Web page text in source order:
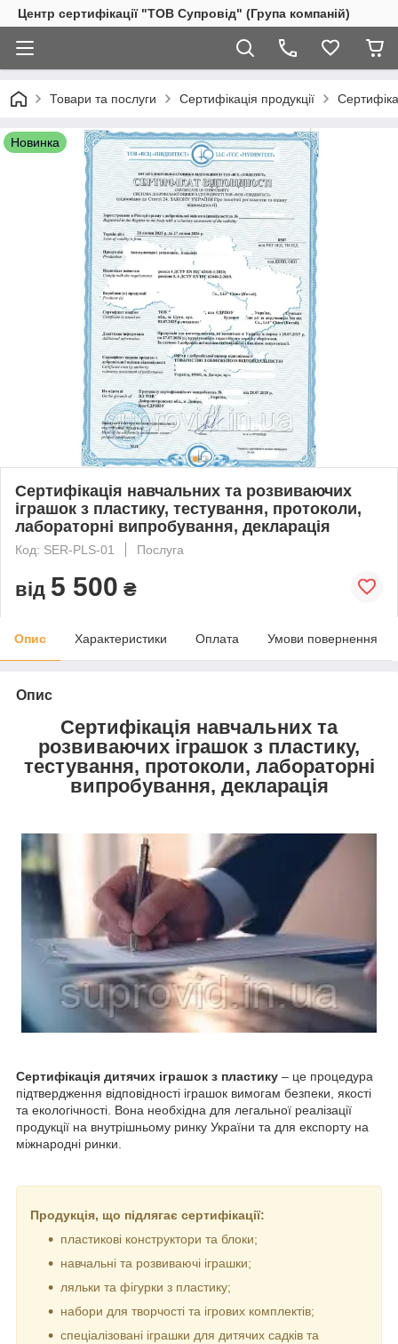
Центр сертифікації "ТОВ Супровід" (Група компаній)
Товари та послуги Сертифікація продукції
Новинка
Сертифікація навчальних та розвиваючих
іграшок з пластику, тестування, протоколи,
лабораторні випробування, декларація
Код: SER-PLS-01 Послуга
від 5 500 ₴
Опис Характеристики Оплата Умови повернення
Опис
Сертифікація навчальних та
розвиваючих іграшок з пластику,
тестування, протоколи, лабораторні
випробування, декларація
Сертифікація дитячих іграшок з пластику – це процедура
підтвердження відповідності іграшок вимогам безпеки, якості
та екологічності. Вона необхідна для легальної реалізації
продукції на внутрішньому ринку України та для експорту на
міжнародні ринки.
Продукція, що підлягає сертифікації:
пластикові конструктори та блоки;
навчальні та розвиваючі іграшки;
ляльки та фігурки з пластику;
набори для творчості та ігрових комплектів;
спеціалізовані іграшки для дитячих садків та